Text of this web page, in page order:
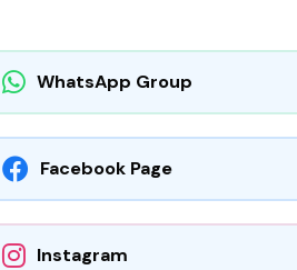
WhatsApp Group
Facebook Page
Instagram